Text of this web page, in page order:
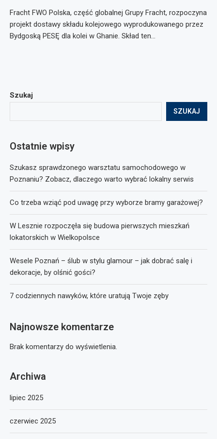
Fracht FWO Polska, część globalnej Grupy Fracht, rozpoczyna
projekt dostawy składu kolejowego wyprodukowanego przez
Bydgoską PESĘ dla kolei w Ghanie. Skład ten…
Szukaj
SZUKAJ
Ostatnie wpisy
Szukasz sprawdzonego warsztatu samochodowego w
Poznaniu? Zobacz, dlaczego warto wybrać lokalny serwis
Co trzeba wziąć pod uwagę przy wyborze bramy garażowej?
W Lesznie rozpoczęła się budowa pierwszych mieszkań
lokatorskich w Wielkopolsce
Wesele Poznań – ślub w stylu glamour – jak dobrać salę i
dekoracje, by olśnić gości?
7 codziennych nawyków, które uratują Twoje zęby
Najnowsze komentarze
Brak komentarzy do wyświetlenia.
Archiwa
lipiec 2025
czerwiec 2025